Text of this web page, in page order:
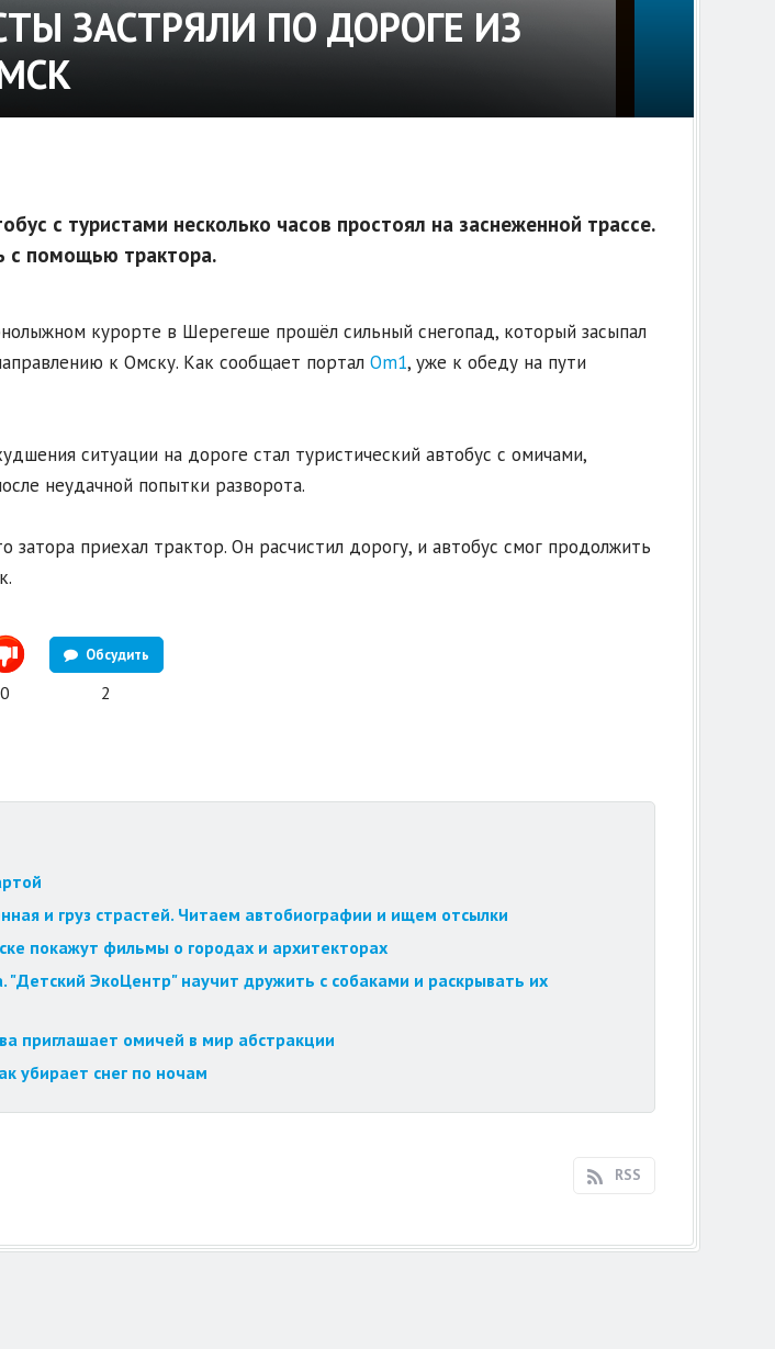
ЗАСТРЯЛИ ПО ДОРОГЕ ИЗ
с туристами несколько часов простоял на заснеженной трассе.
с помощью трактора.
курорте в Шерегеше прошёл сильный снегопад, который засыпал
к Омску. Как сообщает портал Om1, уже к обеду на пути
ситуации на дороге стал туристический автобус с омичами,
неудачной попытки разворота.
затора приехал трактор. Он расчистил дорогу, и автобус смог продолжить
0
Обсудить
2
и груз страстей. Читаем автобиографии и ищем отсылки
покажут фильмы о городах и архитекторах
"Детский ЭкоЦентр" научит дружить с собаками и раскрывать их
приглашает омичей в мир абстракции
убирает снег по ночам
RSS